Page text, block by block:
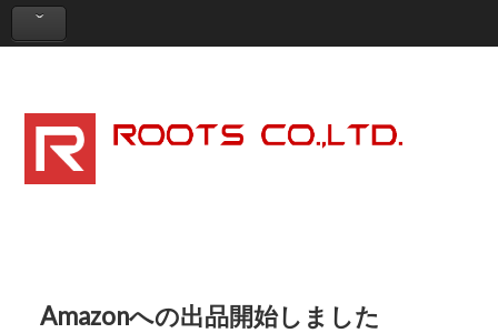
Amazonへの出品開始しました